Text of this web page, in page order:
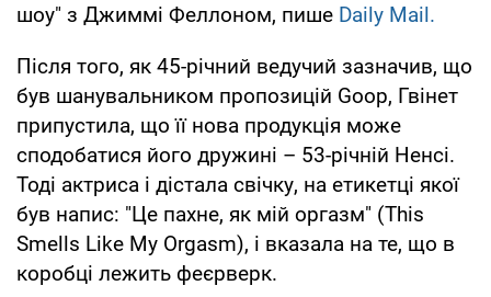
шоу" з Джиммі Феллоном, пише Daily Mail.
Після того, як 45-річний ведучий зазначив, що
був шанувальником пропозицій Goop, Гвінет
припустила, що її нова продукція може
сподобатися його дружині – 53-річній Ненсі.
Тоді актриса і дістала свічку, на етикетці якої
був напис: "Це пахне, як мій оргазм" (This
Smells Like My Orgasm), і вказала на те, що в
коробці лежить феєрверк.